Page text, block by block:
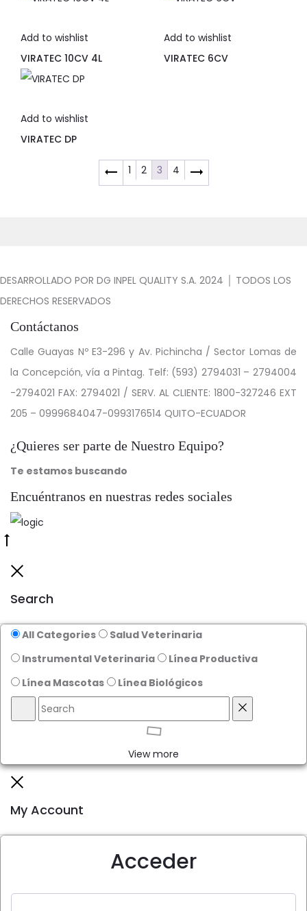
Add to wishlist
VIRATEC 10CV 4L
Add to wishlist
VIRATEC 6CV
Add to wishlist
VIRATEC DP
1 2 3 4
DESARROLLADO POR DG INPEL QUALITY S.A. 2024 │ TODOS LOS
DERECHOS RESERVADOS
Contáctanos
Calle Guayas Nº E3-296 y Av. Pichincha / Sector Lomas de
la Concepción, vía a Pintag. Telf: (593) 2794031 – 2794004
-2794021 FAX: 2794021 / SERV. AL CLIENTE: 1800-327246 EXT
205 – 0999684047-0993176514 QUITO-ECUADOR
¿Quieres ser parte de Nuestro Equipo?
Te estamos buscando
Encuéntranos en nuestras redes sociales
to
Search
All Categories
Salud Veterinaria
Instrumental Veterinaria
Línea Productiva
Línea Mascotas
Línea Biológicos
View more
My Account
Acceder